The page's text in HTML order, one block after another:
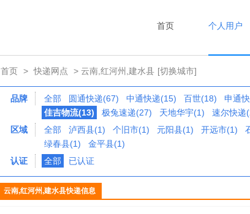
首页 个人用户
首页 > 快递网点 > 云南,红河州,建水县 [切换城市]
品牌 全部 圆通快递(67) 中通快递(15) 百世(18) 申通
佳吉物流(13)
极兔速递(27) 天地华宇(1)
速尔快递
区域
全部 泸西县(1) 个旧市(1) 元阳县(1) 开远市(1)
绿春县(1)
金平县(1)
认证
全部 已认证
云南,红河州,建水县快递信息